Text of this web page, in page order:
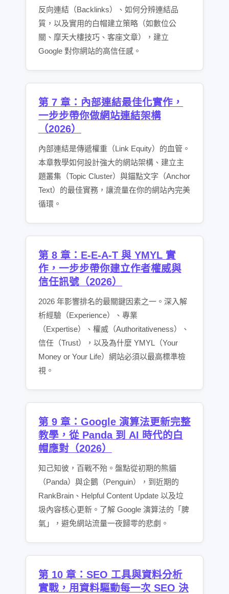
反向連結（Backlinks）、如何分辨連結品
質，以及實用的白帽建立策略（如數位公
關、摩天大樓技巧、客座文章），建立
Google 對你網站的高信任感。
第 7 章：內部連結最佳化實作，
一步步帶你做網站連結架構
（2026）
內部連結是傳遞權重（Link Equity）的血管。
本章教學如何設計強大的網站架構、建立主
題叢集（Topic Cluster）與錨點文字（Anchor
Text）的最佳實務，讓流量在你的網站內完美
循環。
第 8 章：E-E-A-T 與 YMYL 實
作，一步步帶你建立作者權威與
信任訊號（2026）
2026 年影響排名的最關鍵因素之一。深入解
析經驗（Experience）、專業
（Expertise）、權威（Authoritativeness）、
信任（Trust），以及為什麼 YMYL（Your
Money or Your Life）網站必須以最高標準檢
視。
第 9 章：Google 演算法更新完整
教學，從 Panda 到 AI 時代的白
帽應對（2026）
知己知彼，百戰不殆。盤點從初期的熊貓
（Panda）與企鵝（Penguin），到近期的
RankBrain、Helpful Content Update 以及垃
圾內容核心更新。了解 Google 演算法的「脾
氣」，避免網站流量一夜歸零的悲劇。
第 10 章：SEO 工具與資料分析
實戰，用資料驅動每一次 SEO 決